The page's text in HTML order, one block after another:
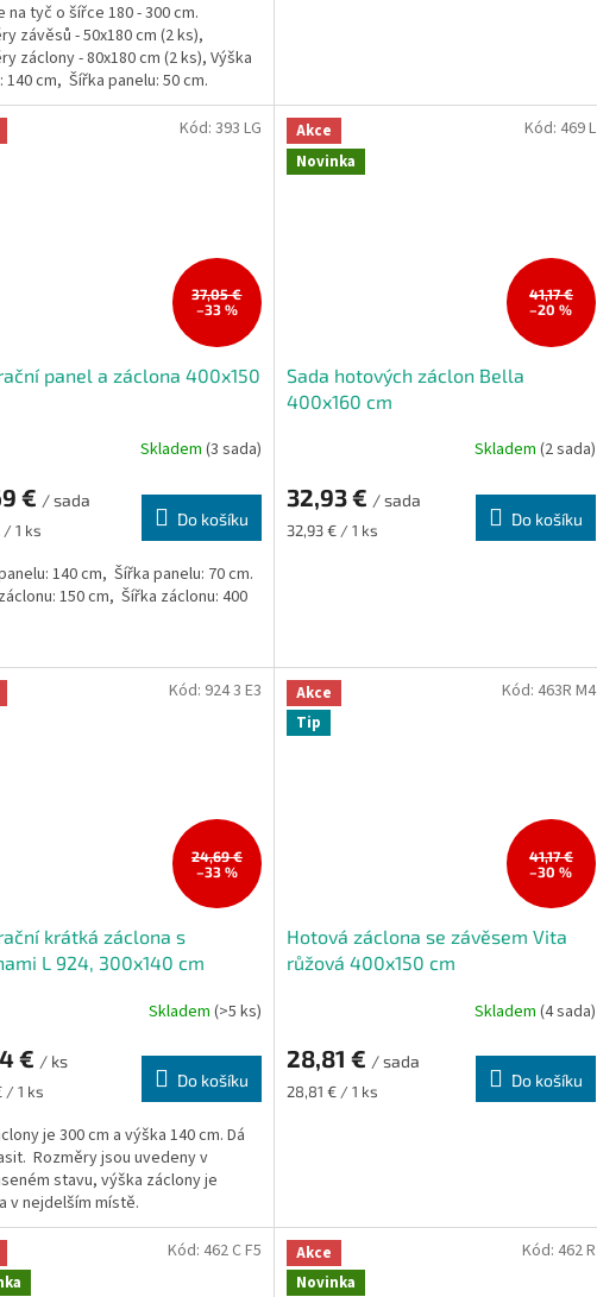
na tyč o šířce 180 - 300 cm.
závěsů - 50x180 cm (2 ks),
záclony - 80x180 cm (2 ks), Výška
140 cm, Šířka panelu: 50 cm.
jsou uvedeny...
37,05 €
–33 %
panel a záclona 400x150
Skladem (3 sada)
€ / sada
/ 1 ks
Do košíku
140 cm, Šířka panelu: 70 cm.
150 cm, Šířka záclonu: 400
Kód: 393 LG
Akce
Novinka
41,17 €
–20 %
Sada hotových záclon Bella
400x160 cm
Skladem (2 sada)
32,93 € / sada
Měrná
32,93 € / 1 ks
Do košíku
Kód: 469 L
24,69 €
–33 %
krátká záclona s
L 924, 300x140 cm
Skladem (>5 ks)
€ / ks
/ 1 ks
Do košíku
je 300 cm a výška 140 cm. Dá
Rozměry jsou uvedeny v
stavu, výška záclony je
v nejdelším místě.
Kód: 924 3 E3
Akce
Tip
41,17 €
–30 %
Hotová záclona se závěsem Vita
růžová 400x150 cm
Skladem (4 sada)
28,81 € / sada
Měrná
28,81 € / 1 ks
Do košíku
Kód: 463R M4
Kód: 462 C F5
Akce
Novinka
Kód: 462 R